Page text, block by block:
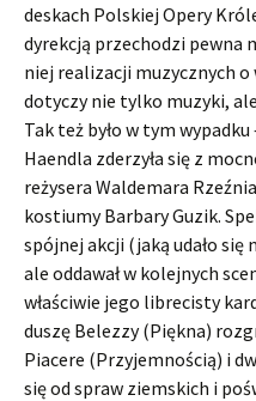
deskach Polskiej Opery
dyrekcją przechodzi pewna
niej realizacji muzycznych o
dotyczy nie tylko muzyki,
Tak też było w tym
Haendla zderzyła się z
reżysera Waldemara
kostiumy Barbary Guzik.
spójnej akcji (jaką udało
ale oddawał w kolejnych
właściwie jego librecisty
duszę Belezzy (Piękna)
Piacere (Przyjemnością) i
się od spraw ziemskich i